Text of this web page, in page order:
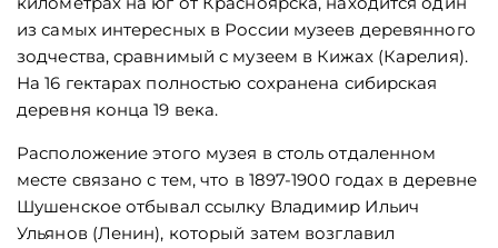
из самых интересных в России музеев деревянного
зодчества, сравнимый с музеем в Кижах (Карелия).
На 16 гектарах полностью сохранена сибирская
деревня конца 19 века.
Расположение этого музея в столь отдаленном
месте связано с тем, что в 1897-1900 годах в деревне
Шушенское отбывал ссылку Владимир Ильич
Ульянов (Ленин), который затем возглавил